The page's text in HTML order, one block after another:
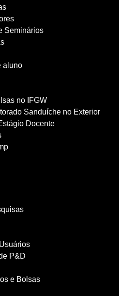
Seminários
aluno
no IFGW
Sanduíche no Exterior
Docente
P&D
e Bolsas